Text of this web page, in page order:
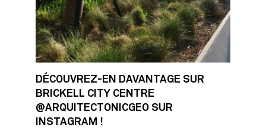
DÉCOUVREZ-EN DAVANTAGE SUR
BRICKELL CITY CENTRE
@ARQUITECTONICGEO SUR
INSTAGRAM !